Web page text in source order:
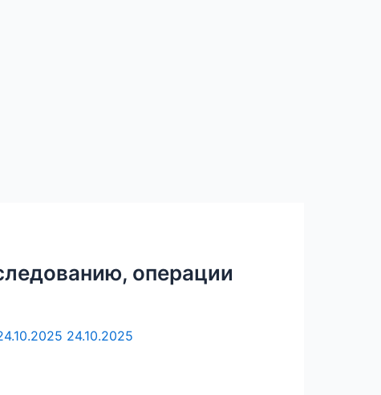
операции
24.10.2025